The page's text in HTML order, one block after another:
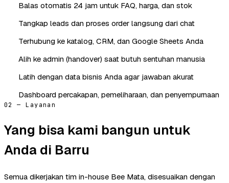
Balas otomatis 24 jam untuk FAQ, harga, dan stok
Tangkap leads dan proses order langsung dari chat
Terhubung ke katalog, CRM, dan Google Sheets Anda
Alih ke admin (handover) saat butuh sentuhan manusia
Latih dengan data bisnis Anda agar jawaban akurat
Dashboard percakapan, pemeliharaan, dan penyempurnaan
02 — Layanan
Yang bisa kami bangun untuk
Anda di Barru
Semua dikerjakan tim in-house Bee Mata, disesuaikan dengan